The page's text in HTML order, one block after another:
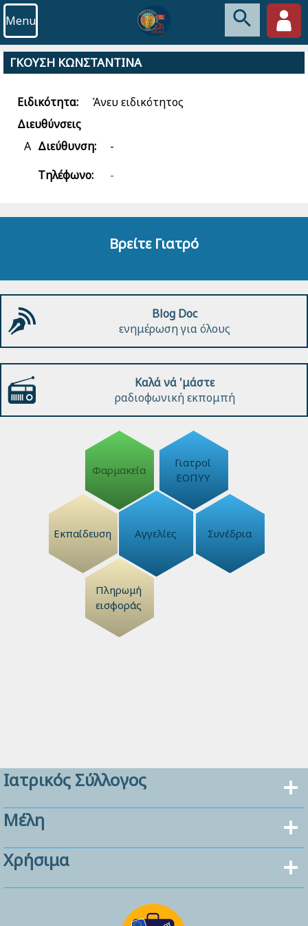
Menu
ΓΚΟΥΣΗ ΚΩΝΣΤΑΝΤΙΝΑ
Ειδικότητα:
Άνευ ειδικότητος
Διευθύνσεις
Α Διεύθυνση:
-
Τηλέφωνο:
-
Βρείτε Γιατρό
Blog Doc
ενημέρωση για όλους
Καλά νά 'μάστε
ραδιοφωνική εκπομπή
Φαρμακεία
Γιατροί
ΕΟΠΥΥ
Εκπαίδευση Αγγελίες Συνέδρια
Πληρωμή
εισφοράς
Ιατρικός Σύλλογος
Μέλη
Χρήσιμα